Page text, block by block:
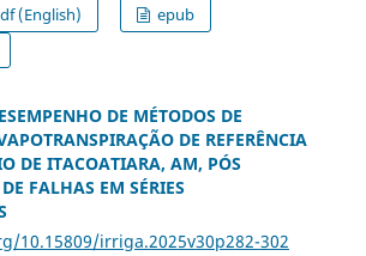
(English)
epub
DE MÉTODOS DE
DE REFERÊNCIA
DE ITACOATIARA, AM, PÓS
FALHAS EM SÉRIES
10.15809/irriga.2025v30p282-302